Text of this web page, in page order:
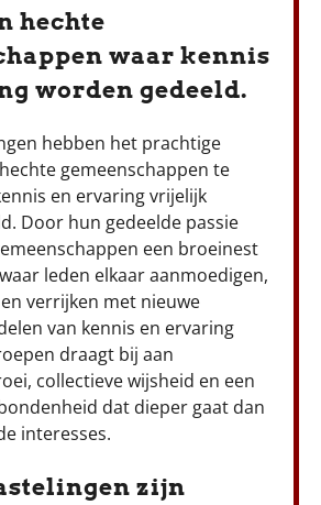
hechte
waar kennis
worden gedeeld.
hebben het prachtige
gemeenschappen te
en ervaring vrijelijk
Door hun gedeelde passie
een broeinest
leden elkaar aanmoedigen,
verrijken met nieuwe
van kennis en ervaring
draagt bij aan
collectieve wijsheid en een
dat dieper gaat dan
interesses.
zijn